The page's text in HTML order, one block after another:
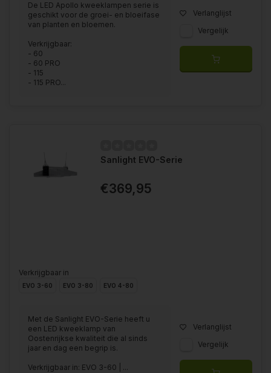
De LED Apollo kweeklampen serie is
geschikt voor de groei- en bloeifase
van planten en bloemen.
Verkrijgbaar:
- 60
- 60 PRO
- 115
- 115 PRO...
Verlanglijst
Vergelijk
Sanlight EVO-Serie
€369,95
Verkrijgbaar in
EVO 3-60 EVO 3-80 EVO 4-80
Met de Sanlight EVO-Serie heeft u
een LED kweeklamp van
Oostenrijkse kwaliteit die al sinds
jaar en dag een begrip is.
Verkrijgbaar in: EVO 3-60 | ...
Verlanglijst
Vergelijk